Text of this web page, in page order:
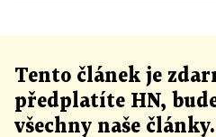
Tento článek je
předplatíte HN,
všechny naše články.